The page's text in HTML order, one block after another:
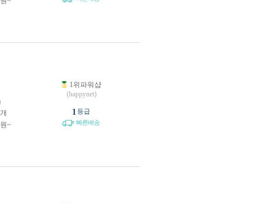
개
원~
1위파워샵
(happynet)
1 등급
빠른배송